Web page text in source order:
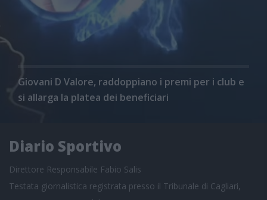
Giovani D Valore, raddoppiano i premi per i club e
si allarga la platea dei beneficiari
Diario Sportivo
Direttore Responsabile Fabio Salis
Testata giornalistica registrata presso il Tribunale di Cagliari,